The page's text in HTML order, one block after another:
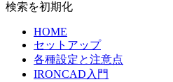
検索を初期化
HOME
セットアップ
各種設定と注意点
IRONCAD入門